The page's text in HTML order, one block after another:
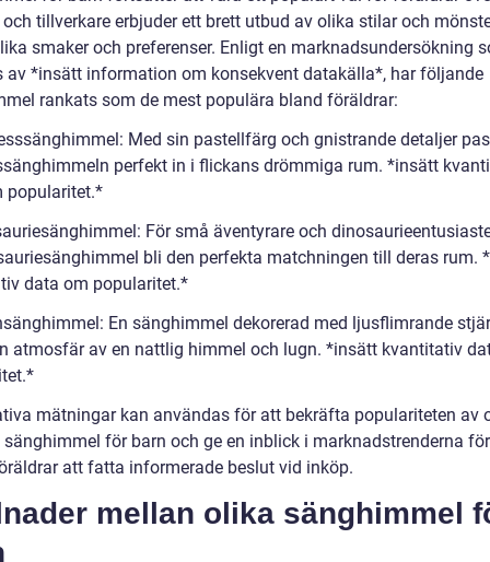
och tillverkare erbjuder ett brett utbud av olika stilar och
smaker och preferenser. Enligt en marknadsundersökning
av *insätt information om konsekvent datakälla*, har följande
rankats som de mest populära bland föräldrar:
Med sin pastellfärg och gnistrande detaljer
perfekt in i flickans drömmiga rum. *insätt
popularitet.*
För små äventyrare och
bli den perfekta matchningen till deras rum.
data om popularitet.*
En sänghimmel dekorerad med ljusflimrande
atmosfär av en nattlig himmel och lugn. *insätt kvantitativ
mätningar kan användas för att bekräfta populariteten av
sänghimmel för barn och ge en inblick i marknadstrenderna
att fatta informerade beslut vid inköp.
mellan olika sänghimmel